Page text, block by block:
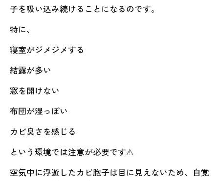
子を吸い込み続けることになるのです。
特に、
寝室がジメジメする
結露が多い
窓を開けない
布団が湿っぽい
カビ臭さを感じる
という環境では注意が必要です⚠️
空気中に浮遊したカビ胞子は目に見えないため、自覚